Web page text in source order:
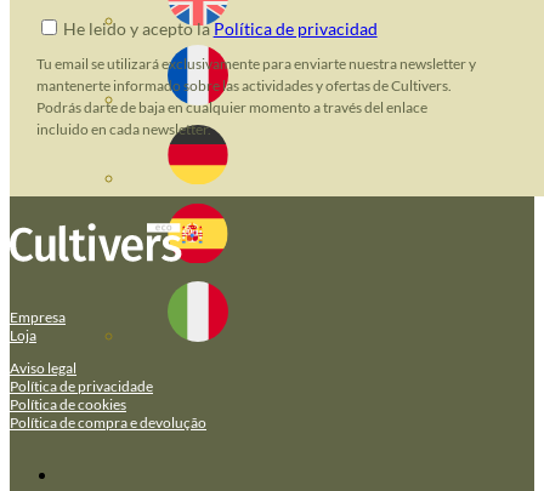
He leido y acepto laPolítica de privacidad
Tu email se utilizará exclusivamente para enviarte nuestra newsletter y
mantenerte informado sobre las actividades y ofertas de Cultivers.
Podrás darte de baja en cualquier momento a través del enlace
incluido en cada newsletter.
Empresa
Loja
Aviso legal
Política de privacidade
Política de cookies
Política de compra e devolução